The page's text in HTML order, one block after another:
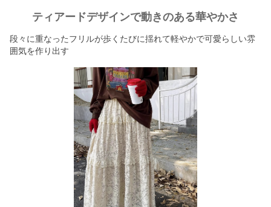
ティアードデザインで動きのある華やかさ
段々に重なったフリルが歩くたびに揺れて軽やかで可愛らしい雰
囲気を作り出す